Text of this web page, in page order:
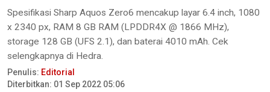
Spesifikasi Sharp Aquos Zero6 mencakup layar 6.4 inch, 1080
x 2340 px, RAM 8 GB RAM (LPDDR4X @ 1866 MHz),
storage 128 GB (UFS 2.1), dan baterai 4010 mAh. Cek
selengkapnya di Hedra.
Penulis: Editorial
Diterbitkan: 01 Sep 2022 05:06